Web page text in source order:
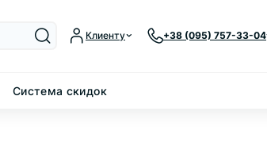
Клиенту +38 (095) 757-33-04
Система скидок